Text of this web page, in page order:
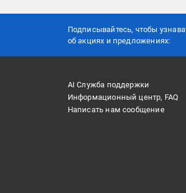
Подписывайтесь, чтобы
об акцияx и предложениях:
AI Служба поддержки
Информационный центр, FAQ
Написать нам сообщение